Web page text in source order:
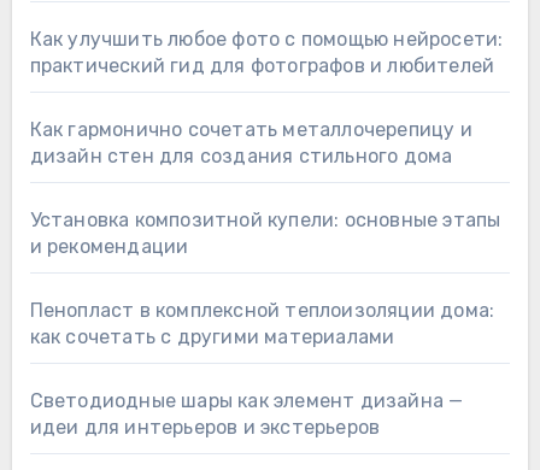
Как улучшить любое фото с помощью нейросети:
практический гид для фотографов и любителей
Как гармонично сочетать металлочерепицу и
дизайн стен для создания стильного дома
Установка композитной купели: основные этапы
и рекомендации
Пенопласт в комплексной теплоизоляции дома:
как сочетать с другими материалами
Светодиодные шары как элемент дизайна —
идеи для интерьеров и экстерьеров